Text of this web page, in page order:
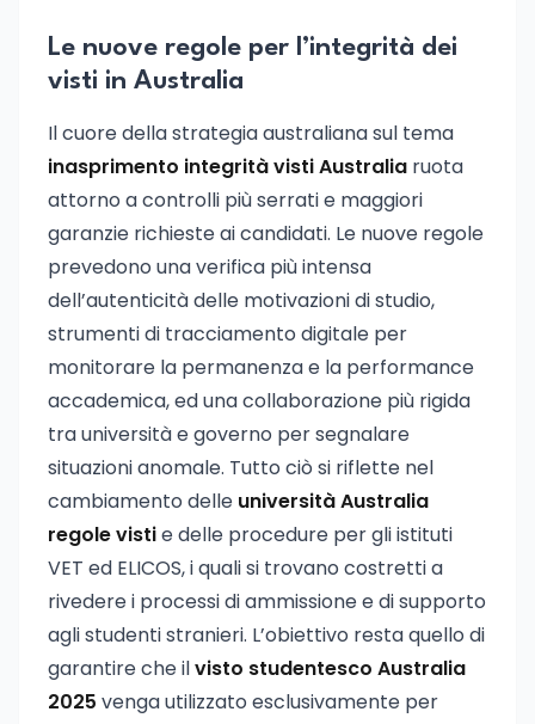
Le nuove regole per l’integrità dei
visti in Australia
Il cuore della strategia australiana sul tema
inasprimento integrità visti Australia ruota
attorno a controlli più serrati e maggiori
garanzie richieste ai candidati. Le nuove regole
prevedono una verifica più intensa
dell’autenticità delle motivazioni di studio,
strumenti di tracciamento digitale per
monitorare la permanenza e la performance
accademica, ed una collaborazione più rigida
tra università e governo per segnalare
situazioni anomale. Tutto ciò si riflette nel
cambiamento delle università Australia
regole vistie delle procedure per gli istituti
VET ed ELICOS, i quali si trovano costretti a
rivedere i processi di ammissione e di supporto
agli studenti stranieri. L’obiettivo resta quello di
garantire che ilvisto studentesco Australia
2025 venga utilizzato esclusivamente per